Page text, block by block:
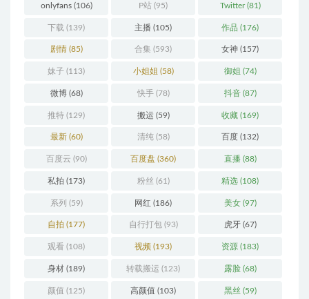
onlyfans(106) P站 (95) Twitter(81)
下载 (139) 主播 (105) 作品 (176)
剧情(85) 合集 (593) 女神 (157)
妹子 (113) 小姐姐 (58) 御姐 (74)
微博(68) 快手(78) 抖音(87)
推特 (129) 搬运 (59) 收藏 (169)
最新(60) 清纯(58) 百度 (132)
百度云 (90) 百度盘 (360) 直播(88)
私拍 (173) 粉丝 (61) 精选 (108)
系列 (59) 网红 (186) 美女(97)
自拍 (177) 自行打包(93) 虎牙(67)
观看 (108) 视频 (193) 资源 (183)
身材 (189) 转载搬运 (123) 露脸(68)
颜值 (125) 高颜值 (103) 黑丝 (59)